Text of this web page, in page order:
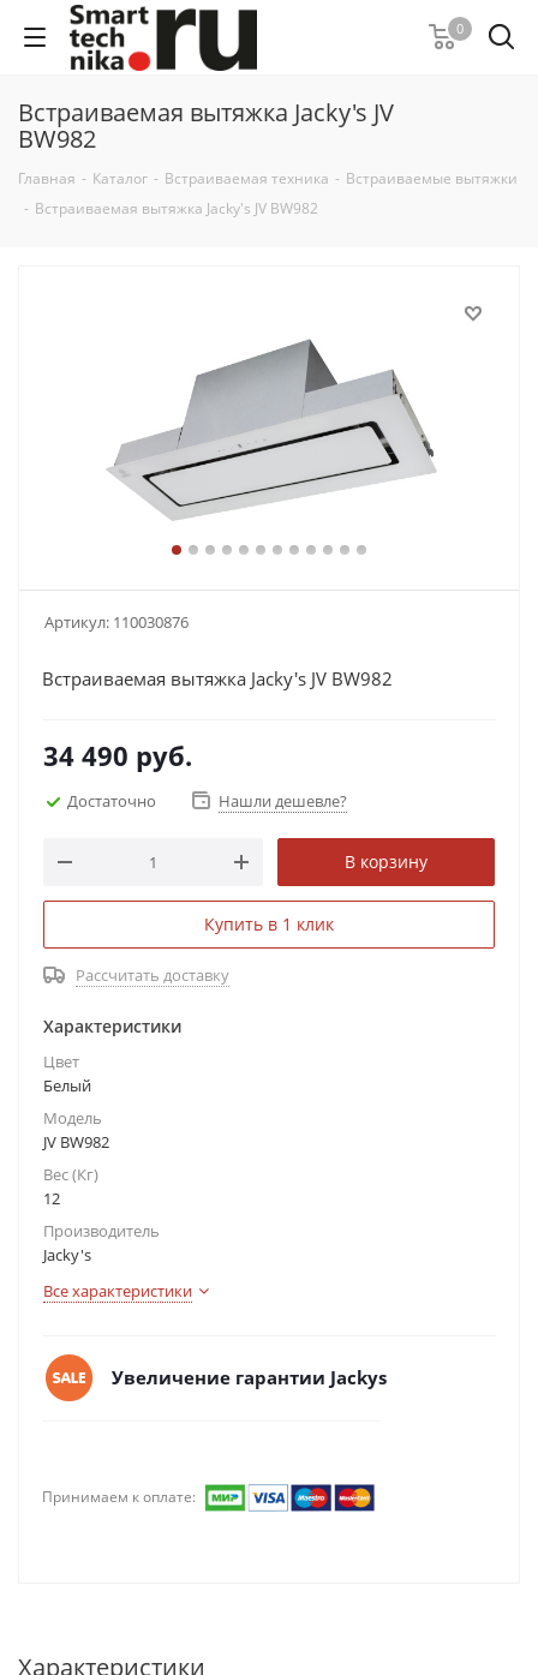
0
Встраиваемая вытяжка Jacky's JV
BW982
Главная - Каталог - Встраиваемая техника - Встраиваемые вытяжки
- Встраиваемая вытяжка Jacky's JV BW982
Артикул: 110030876
Встраиваемая вытяжка Jacky's JV BW982
34 490 руб.
Достаточно Нашли дешевле?
В корзину
Купить в 1 клик
Рассчитать доставку
Характеристики
Цвет
Белый
Модель
JV BW982
Вес (Кг)
12
Производитель
Jacky's
Все характеристики
Увеличение гарантии Jackys
Принимаем к оплате:
Характеристики